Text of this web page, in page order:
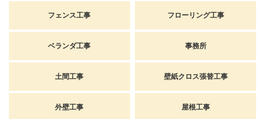
フェンス工事 フローリング工事
ベランダ工事 事務所
土間工事 壁紙クロス張替工事
外壁工事 屋根工事